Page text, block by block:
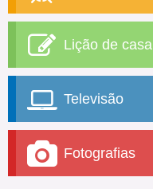
Lição de casa
Televisão
Fotografias